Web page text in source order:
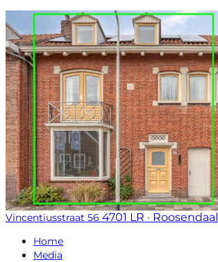
Vincentiusstraat 56 4701 LR · Roosendaal
Home
Media